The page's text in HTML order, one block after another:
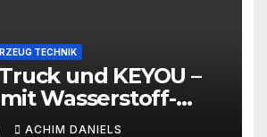
TECHNIK
und KEYOU –
Wasserstoff-
ACHIM DANIELS